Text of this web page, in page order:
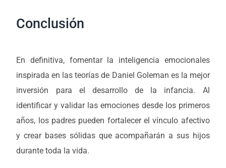
Conclusión
En definitiva, fomentar la inteligencia emocionales
inspirada en las teorías de Daniel Goleman es la mejor
inversión para el desarrollo de la infancia. Al
identificar y validar las emociones desde los primeros
años, los padres pueden fortalecer el vínculo afectivo
y crear bases sólidas que acompañarán a sus hijos
durante toda la vida.